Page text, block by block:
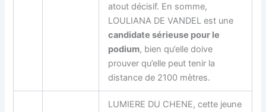
atout décisif. En somme,
LOULIANA DE VANDEL est une
candidate sérieuse pour le
podium, bien qu’elle doive
prouver qu’elle peut tenir la
distance de 2100 mètres.
LUMIERE DU CHENE, cette jeune